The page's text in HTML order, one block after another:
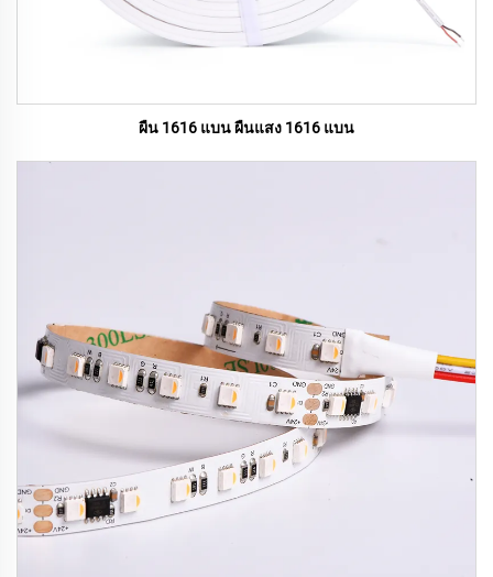
ผืน 1616 แบน ผืนแสง 1616 แบน